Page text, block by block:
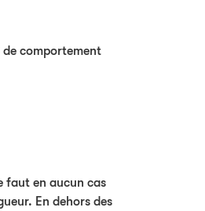
de comportement
faut en aucun cas
En dehors des